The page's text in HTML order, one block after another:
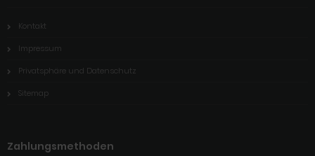
Kontakt
Impressum
Privatsphäre und Datenschutz
Sitemap
Zahlungsmethoden